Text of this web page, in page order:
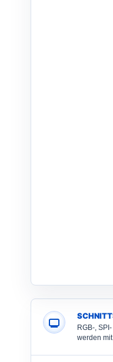
RGB-,
werden